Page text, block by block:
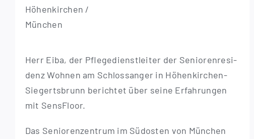
Höhen­kir­chen /
München
Herr Eiba, der Pfle­ge­dienst­lei­ter der Senio­ren­re­si­
denz Woh­nen am Schloss­an­ger in Höhen­­­kir­chen-
Sie­­­gerts­­­brunn berich­tet über sei­ne Erfah­run­gen
mit SensFloor.
Das Senio­ren­zen­trum im Süd­os­ten von Mün­chen